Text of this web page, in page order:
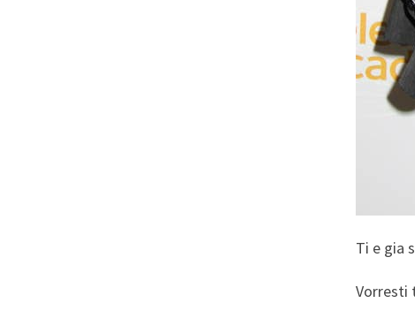
Ti e gia
Vorresti